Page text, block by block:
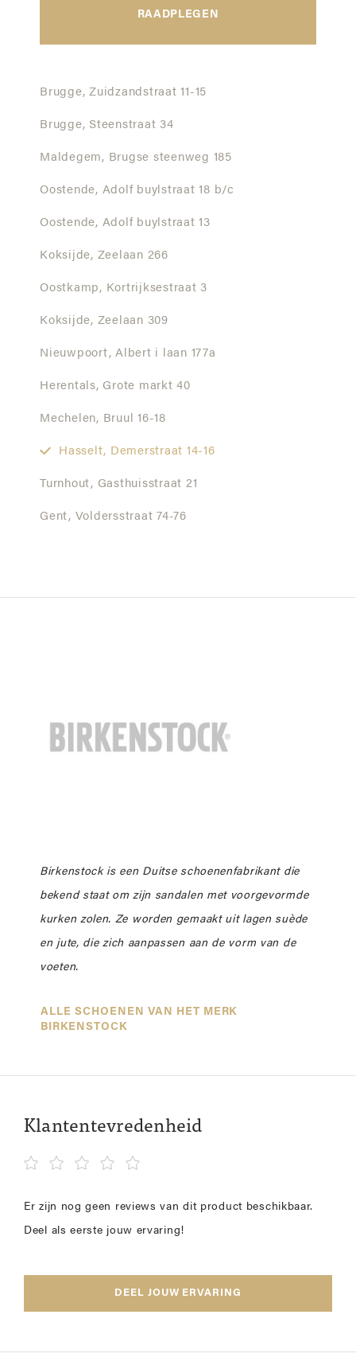
RAADPLEGEN
Brugge, Zuidzandstraat 11-15
Brugge, Steenstraat 34
Maldegem, Brugse steenweg 185
Oostende, Adolf buylstraat 18 b/c
Oostende, Adolf buylstraat 13
Koksijde, Zeelaan 266
Oostkamp, Kortrijksestraat 3
Koksijde, Zeelaan 309
Nieuwpoort, Albert i laan 177a
Herentals, Grote markt 40
Mechelen, Bruul 16-18
Hasselt, Demerstraat 14-16
Turnhout, Gasthuisstraat 21
Gent, Voldersstraat 74-76
Birkenstock is een Duitse schoenenfabrikant die
bekend staat om zijn sandalen met voorgevormde
kurken zolen. Ze worden gemaakt uit lagen suède
en jute, die zich aanpassen aan de vorm van de
voeten.
ALLE SCHOENEN VAN HET MERK
BIRKENSTOCK
Klantentevredenheid
Er zijn nog geen reviews van dit product beschikbaar.
Deel als eerste jouw ervaring!
DEEL JOUW ERVARING